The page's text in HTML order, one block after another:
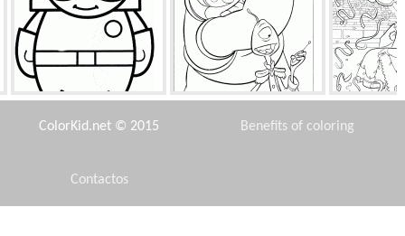
Piloto Jamba, Flikli y Stitch
ColorKid.net © 2015 Benefits of coloring
Contactos